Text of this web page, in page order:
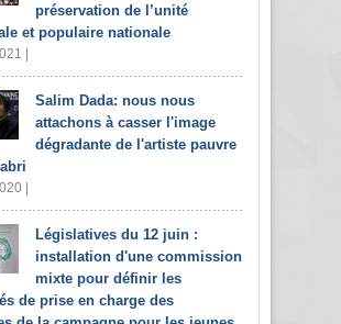
préservation de l’unité
et populaire nationale
|
Salim Dada: nous nous
attachons à casser l'image
dégradante de l'artiste pauvre
|
Législatives du 12 juin :
installation d'une commission
mixte pour définir les
de prise en charge des